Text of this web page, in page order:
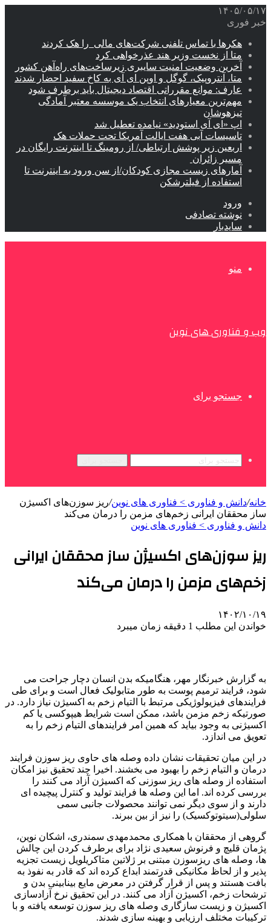
۱۴۰۵/۰۵/۱۷
خبر فوری
هکرها با تماس تلفنی شرکت‌های مالی را هک کردند
متا از نخست وزیر هند عذرخواهی کرد
آخرین وضعیت امنیت سایبری زیرساخت‌های راه‌آهن کشور
متا، آنتروپیک، گوگل و اوپن ای آی به کاخ سفید احضار شدند
عارف: موانع مقرراتی اقتصاد دیجیتال باید برطرف شود
مهم‌ترین معیارهای انتخاب یک موسسه معتبر آمادگی
تیزهوشان
اپ «ای آی استودید» نیامده تعطیل شد
تاسیسات آبی هفت ایالت آمریکا تحت حملات هک
اربعین زیر پوشش ارتباطی/ از رومینگ تا اینترنت رایگان در
مسیر زائران
آمارهای زیست مجازی کودکان/از سن ورود به اینترنت تا
استفاده از فیلترشکن
ورود
نوشته تصادفی
سایدبار
منو
وب و فناوری های نوین
جستجو برای
خانه/دانش و فناوری > فناوری های نوین/ریز سوزن‌های اکسیژن
ساز محققان ایرانی زخم‌های مزمن را درمان می‌کند
دانش و فناوری > فناوری های نوین
ریز سوزن‌های اکسیژن ساز محققان ایرانی
زخم‌های مزمن را درمان می‌کند
۱۴۰۲/۱۰/۱۹
خواندن این مطلب 1 دقیقه زمان میبرد
به گزارش خبرنگار مهر، هنگامیکه بدن انسان دچار جراحت می
شود، فرایند ترمیم پوست به طور متابولیک فعال است و برای طی
فرایندهای فیزیولوژیکی مرتبط با التیام زخم به اکسیژن نیاز دارد. در
صورتیکه زخم مزمن باشد، ممکن است شرایط هیپوکسی یا کم
اکسیژنی به وجود بیاید که همین امر فرایندهای التیام زخم را به
تعویق می اندازد.
در این میان تحقیقات نشان داده وصله های حاوی ریز سوزن فرایند
درمان و التیام زخم را بهبود می بخشند. اخیرا چند تحقیق نیز امکان
استفاده از وصله های ریز سوزنی که اکسیژن آزاد می کنند را
بررسی کرده اند. اما این وصله ها فرایند تولید و کنترل پیچیده ای
دارند و از سوی دیگر نمی توانند محصولات جانبی سمی
سلولی(سیتوتوکسیک) را نیز از بین ببرند.
گروهی از محققان با همکاری محمدمهدی سمندری، اشکان نوین،
پژمان قلیچ و فرنوش سعیدی نژاد برای برطرف کردن این چالش
ها، وصله های ریزسوزن مبتنی بر ژلاتین متاکریلویل زیست تجزیه
پذیر و از لحاظ مکانیکی قدرتمند ابداع کرده اند که قادر به نفوذ به
بافت هستند و پس از قرار گرفتن در معرض مایع بینابینی بدن و
ترشحات زخم، اکسیژن آزاد می کنند. در این تحقیق نرخ آزادسازی
اکسیژن و زیست سازگاری وصله های ریز سوزن توسعه یافته و با
ترکیبات مختلف ارزیابی و بهینه سازی شدند.